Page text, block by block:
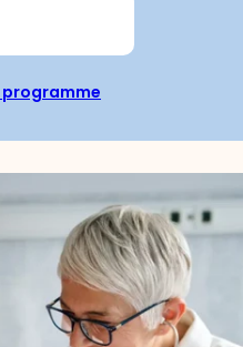
programme